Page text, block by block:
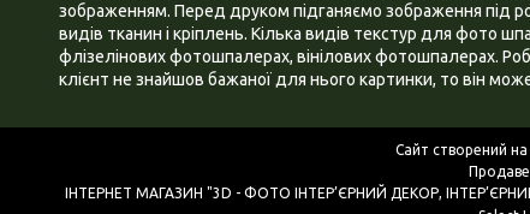
зображенням. Перед друком підганяємо зображення під
видів тканин і кріплень. Кілька видів текстур для фото
флізелінових фотошпалерах, вінілових фотошпалерах.
клієнт не знайшов бажаної для нього картинки, то він
Сайт створений на